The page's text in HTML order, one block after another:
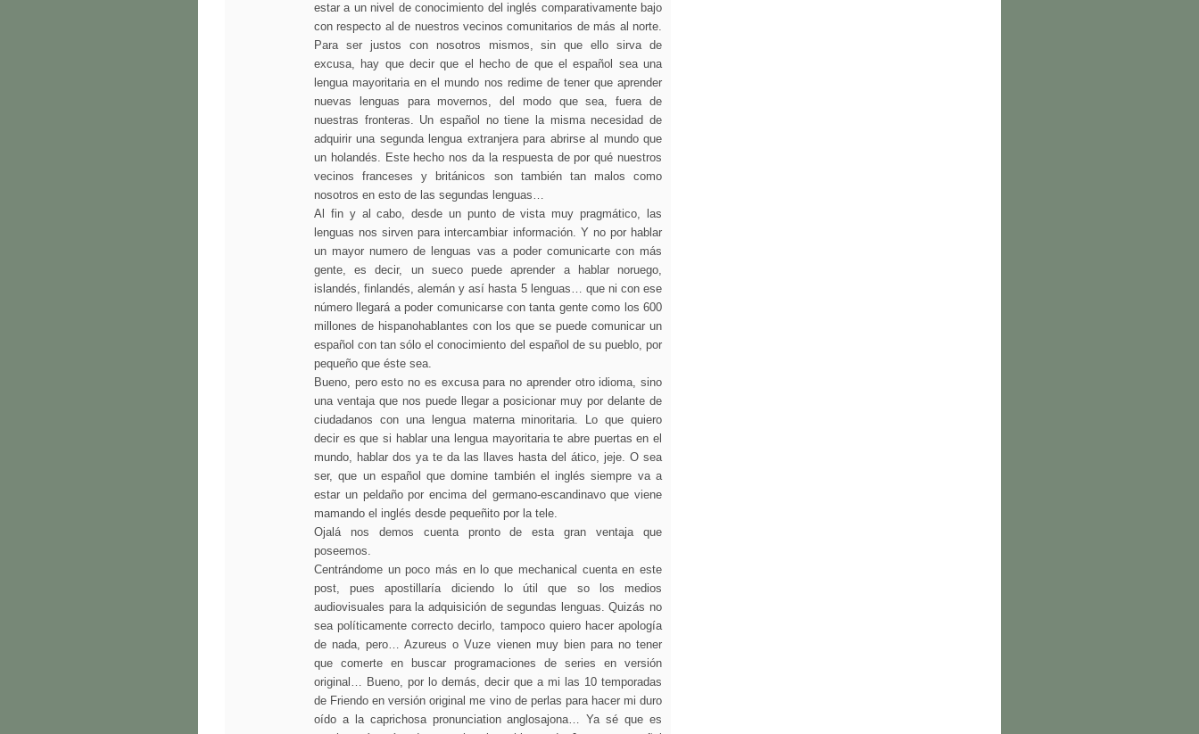
estar a un nivel de conocimiento del inglés comparativamente bajo
con respecto al de nuestros vecinos comunitarios de más al norte.
Para ser justos con nosotros mismos, sin que ello sirva de
excusa, hay que decir que el hecho de que el español sea una
lengua mayoritaria en el mundo nos redime de tener que aprender
nuevas lenguas para movernos, del modo que sea, fuera de
nuestras fronteras. Un español no tiene la misma necesidad de
adquirir una segunda lengua extranjera para abrirse al mundo que
un holandés. Este hecho nos da la respuesta de por qué nuestros
vecinos franceses y británicos son también tan malos como
nosotros en esto de las segundas lenguas…
Al fin y al cabo, desde un punto de vista muy pragmático, las
lenguas nos sirven para intercambiar información. Y no por hablar
un mayor numero de lenguas vas a poder comunicarte con más
gente, es decir, un sueco puede aprender a hablar noruego,
islandés, finlandés, alemán y así hasta 5 lenguas… que ni con ese
número llegará a poder comunicarse con tanta gente como los 600
millones de hispanohablantes con los que se puede comunicar un
español con tan sólo el conocimiento del español de su pueblo, por
pequeño que éste sea.
Bueno, pero esto no es excusa para no aprender otro idioma, sino
una ventaja que nos puede llegar a posicionar muy por delante de
ciudadanos con una lengua materna minoritaria. Lo que quiero
decir es que si hablar una lengua mayoritaria te abre puertas en el
mundo, hablar dos ya te da las llaves hasta del ático, jeje. O sea
ser, que un español que domine también el inglés siempre va a
estar un peldaño por encima del germano-escandinavo que viene
mamando el inglés desde pequeñito por la tele.
Ojalá nos demos cuenta pronto de esta gran ventaja que
poseemos.
Centrándome un poco más en lo que mechanical cuenta en este
post, pues apostillaría diciendo lo útil que so los medios
audiovisuales para la adquisición de segundas lenguas. Quizás no
sea políticamente correcto decirlo, tampoco quiero hacer apología
de nada, pero… Azureus o Vuze vienen muy bien para no tener
que comerte en buscar programaciones de series en versión
original… Bueno, por lo demás, decir que a mi las 10 temporadas
de Friendo en versión original me vino de perlas para hacer mi duro
oído a la caprichosa pronunciation anglosajona… Ya sé que es